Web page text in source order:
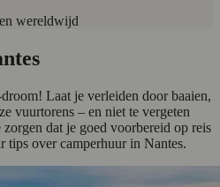
wereldwijd
Laat je verleiden door baaien,
vuurtorens – en niet te vergeten
dat je goed voorbereid op reis
tips over camperhuur in Nantes.